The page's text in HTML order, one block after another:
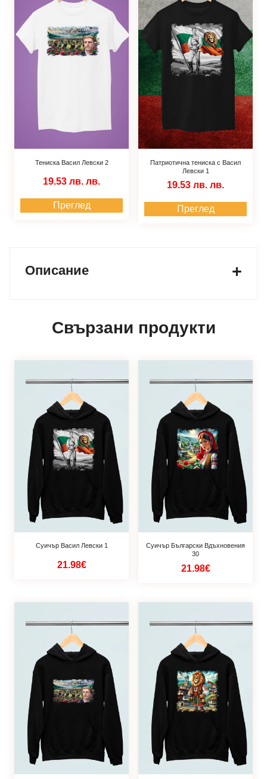
Тениска Васил Левски 2
19.53 лв. лв.
Преглед
Патриотична тениска с Васил
Левски 1
19.53 лв. лв.
Преглед
Описание
Свързани продукти
Суичър Васил Левски 1
21.98€
Суичър Български Вдъхновения
30
21.98€